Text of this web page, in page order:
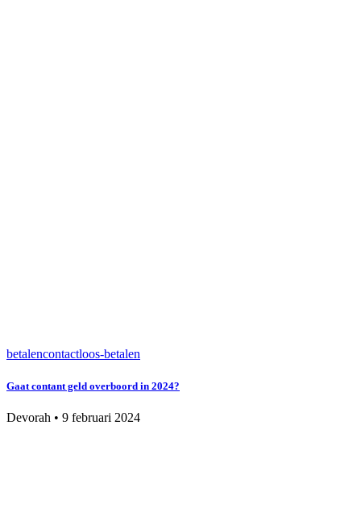
betalencontactloos-betalen
Gaat contant geld overboord in 2024?
Devorah • 9 februari 2024